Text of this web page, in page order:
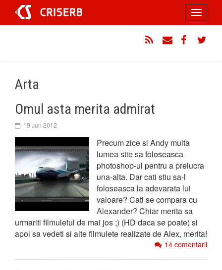
conținut
Toggle
Arta
Omul asta merita admirat
19 Jun 2012
Precum zice si Andy multa
lumea stie sa foloseasca
photoshop-ul pentru a prelucra
una-alta. Dar cati stiu sa-l
foloseasca la adevarata lui
valoare? Cati se compara cu
Alexander? Chiar merita sa
urmariti filmuletul de mai jos ;) (HD daca se poate) si
apoi sa vedeti si alte filmulete realizate de Alex, merita!
14 comentarii